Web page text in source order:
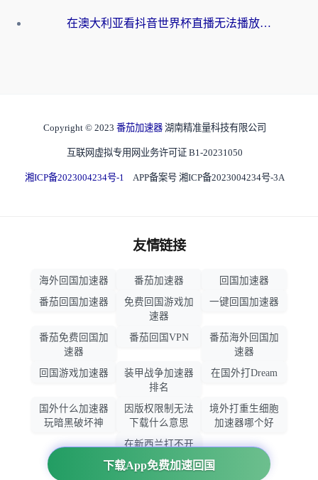
在澳大利亚看抖音世界杯直播无法播放？海外党体育观赛终极指南来了！
下载App免费加速回国
Copyright © 2023 番茄加速器 湖南精准量科技有限公司
互联网虚拟专用网业务许可证 B1-20231050
湘ICP备2023004234号-1 APP备案号 湘ICP备2023004234号-3A
友情链接
海外回国加速器 番茄加速器
回国加速器
番茄回国加速器
免费回国游戏加
速器
一键回国加速器
番茄免费回国加
速器
番茄回国VPN
番茄海外回国加
速器
回国游戏加速器
装甲战争加速器
排名
在国外打Dream
国外什么加速器
玩暗黑破坏神
因版权限制无法
下载什么意思
境外打重生细胞
加速器哪个好
在新西兰打不开
大智慧怎么办